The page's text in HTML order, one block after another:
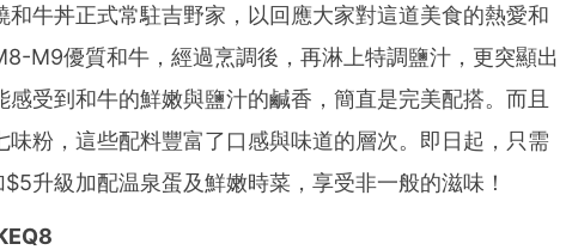
牛丼正式常駐吉野家，以回應大家對這道美食的熱愛和
M9優質和牛，經過烹調後，再淋上特調鹽汁，更突顯出
受到和牛的鮮嫩與鹽汁的鹹香，簡直是完美配搭。而且
粉，這些配料豐富了口感與味道的層次。即日起，只需
$5升級加配温泉蛋及鮮嫩時菜，享受非一般的滋味！